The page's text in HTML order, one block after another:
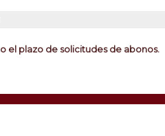
el plazo de solicitudes de abonos.